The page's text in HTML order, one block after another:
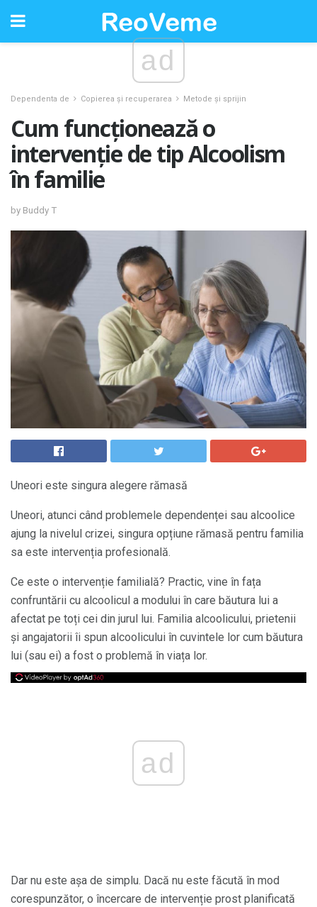
ad
Dependenta de Copierea și recuperarea Metode și sprijin
Cum funcționează o
intervenție de tip Alcoolism
în familie
by Buddy T
Uneori este singura alegere rămasă
Uneori, atunci când problemele dependenței sau alcoolice
ajung la nivelul crizei, singura opțiune rămasă pentru familia
sa este intervenția profesională.
Ce este o intervenție familială? Practic, vine în fața
confruntării cu alcoolicul a modului în care băutura lui a
afectat pe toți cei din jurul lui. Familia alcoolicului, prietenii
și angajatorii îi spun alcoolicului în cuvintele lor cum băutura
lui (sau ei) a fost o problemă în viața lor.
ad
Dar nu este așa de simplu. Dacă nu este făcută în mod
corespunzător, o încercare de intervenție prost planificată